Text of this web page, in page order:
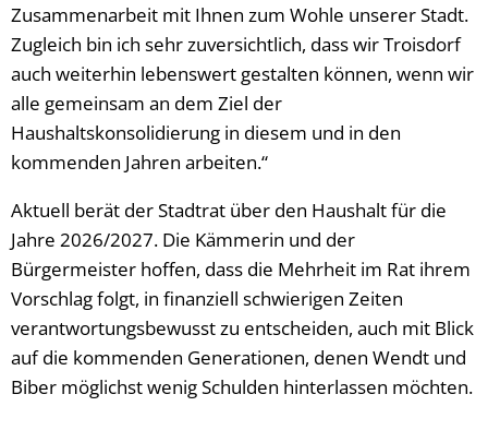
Zusammenarbeit mit Ihnen zum Wohle unserer Stadt.
Zugleich bin ich sehr zuversichtlich, dass wir Troisdorf
auch weiterhin lebenswert gestalten können, wenn wir
alle gemeinsam an dem Ziel der
Haushaltskonsolidierung in diesem und in den
kommenden Jahren arbeiten.“
Aktuell berät der Stadtrat über den Haushalt für die
Jahre 2026/2027. Die Kämmerin und der
Bürgermeister hoffen, dass die Mehrheit im Rat ihrem
Vorschlag folgt, in finanziell schwierigen Zeiten
verantwortungsbewusst zu entscheiden, auch mit Blick
auf die kommenden Generationen, denen Wendt und
Biber möglichst wenig Schulden hinterlassen möchten.